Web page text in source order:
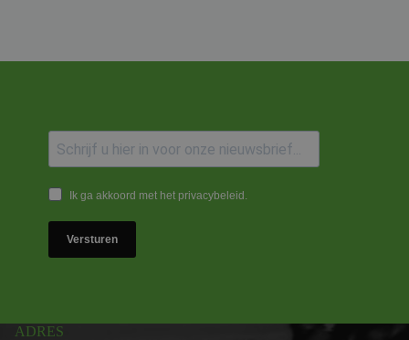
Ik ga akkoord met het privacybeleid.
Versturen
ADRES